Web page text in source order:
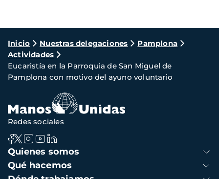
Ruta
de
navegación
Inicio Nuestras delegaciones
Pamplona
Actividades
Eucaristía en la Parroquia de San Miguel de
Pamplona con motivo del ayuno voluntario
Navegación
principal
Quienes somos
Qué hacemos
Redes sociales